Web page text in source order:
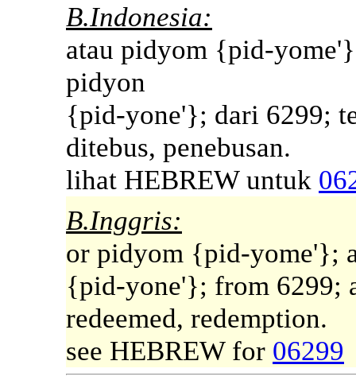
B.Indonesia:
atau pidyom {pid-
pidyon
{pid-yone'}; dari 6299;
ditebus, penebusan.
lihat HEBREW untuk
B.Inggris:
or pidyom {pid-yome'};
{pid-yone'}; from 6299;
redeemed, redemption.
see HEBREW for 06299